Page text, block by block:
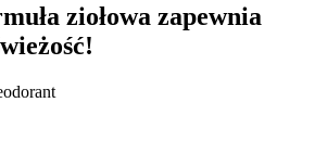
ziołowa zapewnia